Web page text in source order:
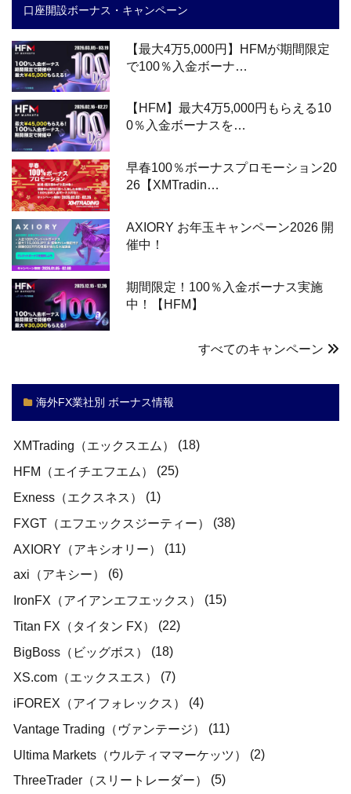
口座開設ボーナス・キャンペーン
【最大4万5,000円】HFMが期間限定
で100％入金ボーナ…
【HFM】最大4万5,000円もらえる10
0％入金ボーナスを…
早春100％ボーナスプロモーション20
26【XMTradin…
AXIORY お年玉キャンペーン2026 開
催中！
期間限定！100％入金ボーナス実施
中！【HFM】
すべてのキャンペーン
海外FX業社別 ボーナス情報
XMTrading（エックスエム）
(18)
HFM（エイチエフエム）
(25)
Exness（エクスネス）
(1)
FXGT（エフエックスジーティー）
(38)
AXIORY（アキシオリー）
(11)
axi（アキシー）
(6)
IronFX（アイアンエフエックス）
(15)
Titan FX（タイタン FX）
(22)
BigBoss（ビッグボス）
(18)
XS.com（エックスエス）
(7)
iFOREX（アイフォレックス）
(4)
Vantage Trading（ヴァンテージ）
(11)
Ultima Markets（ウルティママーケッツ）
(2)
ThreeTrader（スリートレーダー）
(5)